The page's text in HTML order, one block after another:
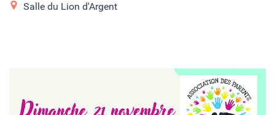
Salle du Lion d'Argent